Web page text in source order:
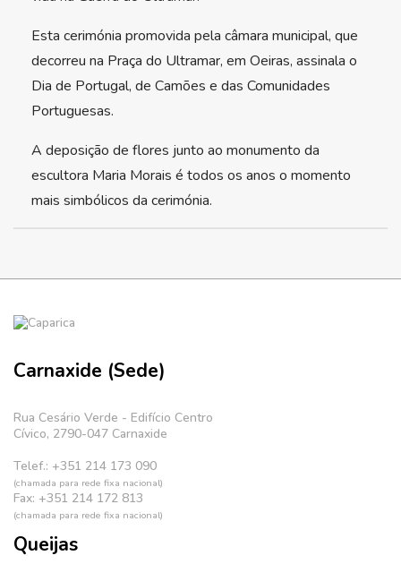
Esta cerimónia promovida pela câmara municipal, que
decorreu na Praça do Ultramar, em Oeiras, assinala o
Dia de Portugal, de Camões e das Comunidades
Portuguesas.
A deposição de flores junto ao monumento da
escultora Maria Morais é todos os anos o momento
mais simbólicos da cerimónia.
Carnaxide (Sede)
Rua Cesário Verde - Edifício Centro
Cívico, 2790-047 Carnaxide
Telef.: +351 214 173 090
(chamada para rede fixa nacional)
Fax: +351 214 172 813
(chamada para rede fixa nacional)
Queijas